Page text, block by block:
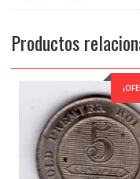
Productos